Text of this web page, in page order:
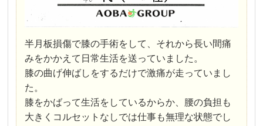
半月板損傷で膝の手術をして、それから長い間痛
みをかかえて日常生活を送っていました。
膝の曲げ伸ばしをするだけで激痛が走っていまし
た。
膝をかばって生活をしているからか、腰の負担も
大きくコルセットなしでは仕事も無理な状態でし